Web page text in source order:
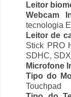
Leitor
Webcam
tecnologia
Leitor de
Stick PRO
SDHC,
Microfone
Tipo do
Touchpad